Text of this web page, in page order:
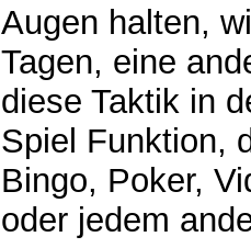
Augen halten,
Tagen, eine
diese Taktik in
Spiel Funktion,
Bingo, Poker,
oder jedem